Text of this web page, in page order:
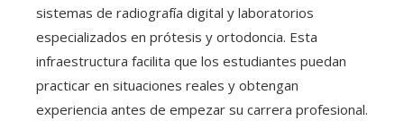
sistemas de radiografía digital y laboratorios
especializados en prótesis y ortodoncia. Esta
infraestructura facilita que los estudiantes puedan
practicar en situaciones reales y obtengan
experiencia antes de empezar su carrera profesional.